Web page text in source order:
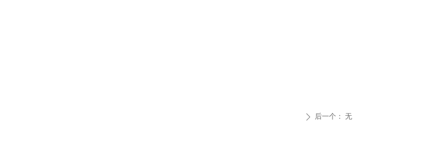
ꄲ 后一个： 无